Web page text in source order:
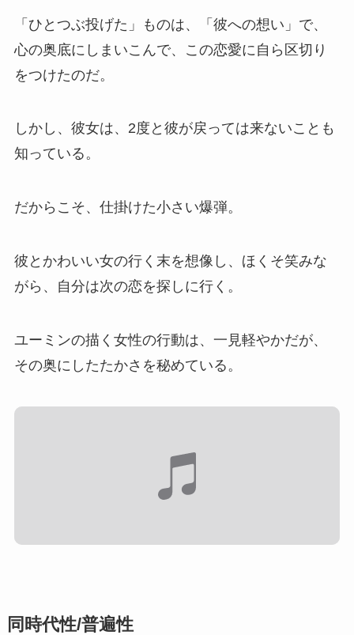
「ひとつぶ投げた」ものは、「彼への想い」で、
心の奥底にしまいこんで、この恋愛に自ら区切り
をつけたのだ。
しかし、彼女は、2度と彼が戻っては来ないことも
知っている。
だからこそ、仕掛けた小さい爆弾。
彼とかわいい女の行く末を想像し、ほくそ笑みな
がら、自分は次の恋を探しに行く。
ユーミンの描く女性の行動は、一見軽やかだが、
その奥にしたたかさを秘めている。
同時代性/普遍性